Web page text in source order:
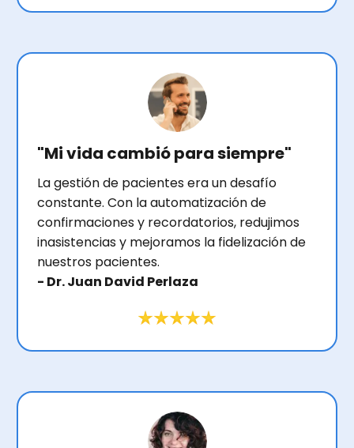
"Mi vida cambió para siempre"
La gestión de pacientes era un desafío
constante. Con la automatización de
confirmaciones y recordatorios, redujimos
inasistencias y mejoramos la fidelización de
nuestros pacientes.
- Dr. Juan David Perlaza